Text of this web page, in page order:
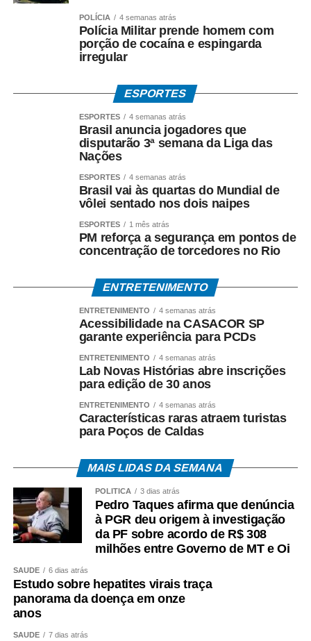
presente em todas as fases, do projeto à execução, com
base nos princípios do Desenho Universal”, ressaltou,
citando a participação do engenheiro Oswaldo Rafael
Rangel.
A iniciativa reforça a trajetória iniciada em 2006, quando
foram implementadas as primeiras adaptações – rampas,
nivelamento de pisos, banheiros acessíveis e calçada
tátil – e consolida a CASACOR como referência nacional
em arquitetura universal.
COMENTE ABAIXO:
WhatsApp
Facebook
Twitter
Messenger
LinkedIn
Share
POLÍCIA 4 semanas atrás
Polícia Militar prende homem com
porção de cocaína e espingarda
irregular
ESPORTES
ESPORTES 4 semanas atrás
Brasil anuncia jogadores que
disputarão 3ª semana da Liga das
Nações
ESPORTES 4 semanas atrás
Brasil vai às quartas do Mundial de
vôlei sentado nos dois naipes
ESPORTES 1 mês atrás
PM reforça a segurança em pontos de
concentração de torcedores no Rio
ENTRETENIMENTO
ENTRETENIMENTO 4 semanas atrás
Acessibilidade na CASACOR SP
garante experiência para PCDs
ENTRETENIMENTO 4 semanas atrás
Lab Novas Histórias abre inscrições
para edição de 30 anos
ENTRETENIMENTO 4 semanas atrás
Características raras atraem turistas
para Poços de Caldas
MAIS LIDAS DA SEMANA
POLÍTICA 3 dias atrás
Pedro Taques afirma que denúncia
à PGR deu origem à investigação
da PF sobre acordo de R$ 308
milhões entre Governo de MT e Oi
SAÚDE 6 dias atrás
Estudo sobre hepatites virais traça
panorama da doença em onze
anos
SAÚDE 7 dias atrás